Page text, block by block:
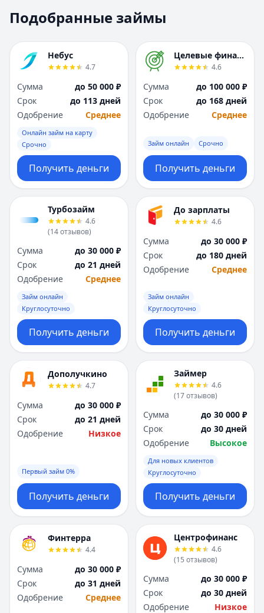
Набережные Челны
Нижний Новгород
Новокузнецк
Новосибирск
Омск
Пенза
Пермь
Р
Ростов-на-Дону
Рязань
С
Самара
Санкт-Петербург
Саратов
Сочи
Сургут
Т
Тверь
Тольятти
Томск
Тула
Тюмень
Ульяновск
Х
Хабаровск
Ч
Чебоксары
Челябинск
Чита
Я
Ярославль
Вся Россия
Набережные
Нижний Новгород
Новокузнецк
Новосибирск
Омск
Оренбург
Пенза
Пермь
Р
Ростов-на-Дону
Рязань
С
Самара
Санкт-Петербург
Саратов
Сочи
Сургут
Т
Тверь
Тольятти
Томск
Тула
Тюмень
Ульяновск
Х
Хабаровск
Ч
Чебоксары
Челябинск
Чита
Я
Ярославль
Вся Россия
Подобранные займы
Небус
4.7
Сумма
до 50 000 ₽
Срок
до 113 дней
Одобрение
Среднее
Онлайн займ на карту
Срочно
Получить деньги
Целевые финансы
4.6
Сумма
до 100 000 ₽
Срок
до 168 дней
Одобрение
Среднее
Займ онлайн Срочно
Получить деньги
Турбозайм
4.6
(14отзывов)
Сумма
до 30 000 ₽
Срок
до 21 дней
Одобрение
Среднее
Займ онлайн
Круглосуточно
Получить деньги
До зарплаты
4.6
Сумма
до 30 000 ₽
Срок
до 180 дней
Одобрение
Среднее
Займ онлайн
Круглосуточно
Получить деньги
Дополучкино
4.7
Сумма
до 30 000 ₽
Срок
до 21 дней
Одобрение
Низкое
Первый займ 0%
Получить деньги
Займер
4.6
(17отзывов)
Сумма
до 30 000 ₽
Срок
до 30 дней
Одобрение
Высокое
Для новых клиентов
Круглосуточно
Получить деньги
Финтерра
4.4
Сумма
до 30 000 ₽
Срок
до 31 дней
Одобрение
Среднее
Центрофинанс
4.6
(15 отзывов)
Сумма
до 30 000 ₽
Срок
до 30 дней
Одобрение
Низкое